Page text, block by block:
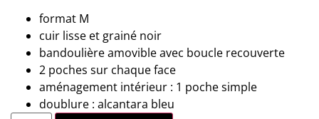
format M
cuir lisse et grainé noir
bandoulière amovible avec boucle recouverte
2 poches sur chaque face
aménagement intérieur : 1 poche simple
doublure : alcantara bleu